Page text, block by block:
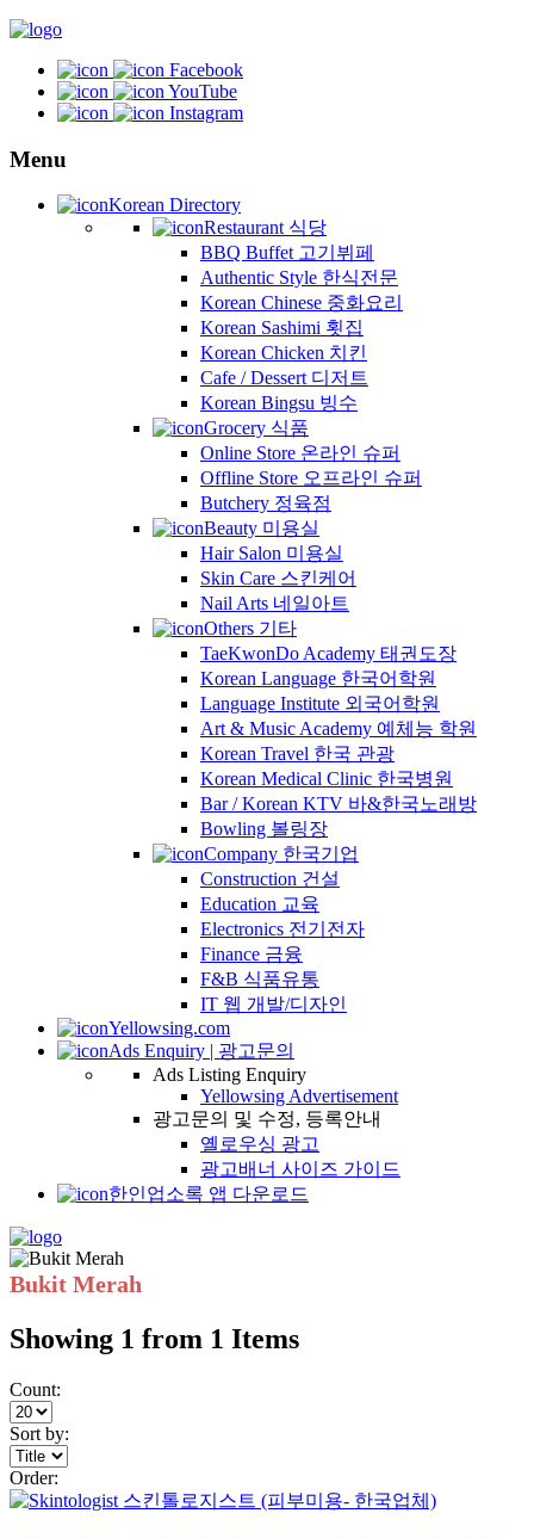
Facebook
YouTube
Instagram
Menu
Korean Directory
Restaurant 식당
BBQ Buffet 고기뷔페
Authentic Style 한식전문
Korean Chinese 중화요리
Korean Sashimi 횟집
Korean Chicken 치킨
Cafe / Dessert 디저트
Korean Bingsu 빙수
Grocery 식품
Online Store 온라인 슈퍼
Offline Store 오프라인 슈퍼
Butchery 정육점
Beauty 미용실
Hair Salon 미용실
Skin Care 스킨케어
Nail Arts 네일아트
Others 기타
TaeKwonDo Academy 태권도장
Korean Language 한국어학원
Language Institute 외국어학원
Art & Music Academy 예체능 학원
Korean Travel 한국 관광
Korean Medical Clinic 한국병원
Bar / Korean KTV 바&한국노래방
Bowling 볼링장
Company 한국기업
Construction 건설
Education 교육
Electronics 전기전자
Finance 금융
F&B 식품유통
IT 웹 개발/디자인
Yellowsing.com
Ads Enquiry | 광고문의
Ads Listing Enquiry
Yellowsing Advertisement
광고문의 및 수정, 등록안내
옐로우싱 광고
광고배너 사이즈 가이드
한인업소록 앱 다운로드
Bukit Merah
Showing 1 from 1 Items
Count:
Sort by:
Order: